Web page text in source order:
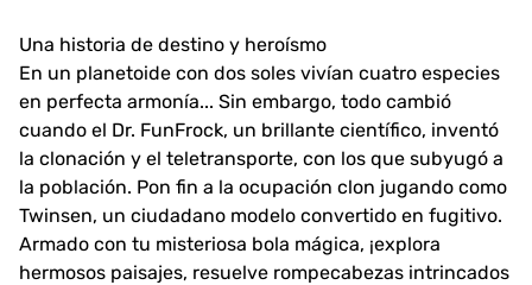
Una historia de destino y heroísmo
En un planetoide con dos soles vivían cuatro especies
en perfecta armonía... Sin embargo, todo cambió
cuando el Dr. FunFrock, un brillante científico, inventó
la clonación y el teletransporte, con los que subyugó a
la población. Pon fin a la ocupación clon jugando como
Twinsen, un ciudadano modelo convertido en fugitivo.
Armado con tu misteriosa bola mágica, ¡explora
hermosos paisajes, resuelve rompecabezas intrincados